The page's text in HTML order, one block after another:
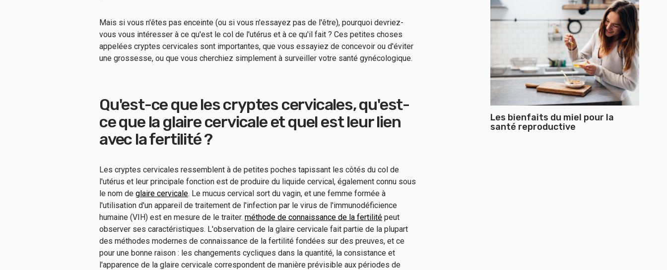
Mais si vous n'êtes pas enceinte (ou si vous n'essayez pas de l'être), pourquoi devriez-
vous vous intéresser à ce qu'est le col de l'utérus et à ce qu'il fait ? Ces petites choses
appelées cryptes cervicales sont importantes, que vous essayiez de concevoir ou d'éviter
une grossesse, ou que vous cherchiez simplement à surveiller votre santé gynécologique.
Qu'est-ce que les cryptes cervicales, qu'est-
ce que la glaire cervicale et quel est leur lien
avec la fertilité ?
Les cryptes cervicales ressemblent à de petites poches tapissant les côtés du col de
l'utérus et leur principale fonction est de produire du liquide cervical, également connu sous
le nom de glaire cervicale. Le mucus cervical sort du vagin, et une femme formée à
l'utilisation d'un appareil de traitement de l'infection par le virus de l'immunodéficience
humaine (VIH) est en mesure de le traiter. méthode de connaissance de la fertilité peut
observer ses caractéristiques. L'observation de la glaire cervicale fait partie de la plupart
des méthodes modernes de connaissance de la fertilité fondées sur des preuves, et ce
pour une bonne raison : les changements cycliques dans la quantité, la consistance et
l'apparence de la glaire cervicale correspondent de manière prévisible aux périodes de
Les bienfaits du miel pour la
santé reproductive